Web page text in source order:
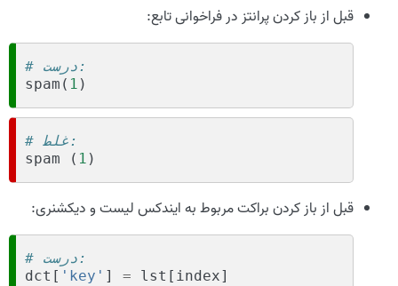
قبل از باز کردن پرانتز در فراخوانی تابع:
# درست:
spam ( 1 )
# غلط:
spam
( 1 )
قبل از باز کردن براکت مربوط به ایندکس لیست و دیکشنری:
# درست:
dct [ 'key' ] = lst [ index]